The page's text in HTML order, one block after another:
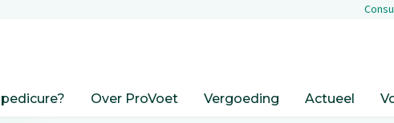
Over ProVoet Vergoeding Actueel